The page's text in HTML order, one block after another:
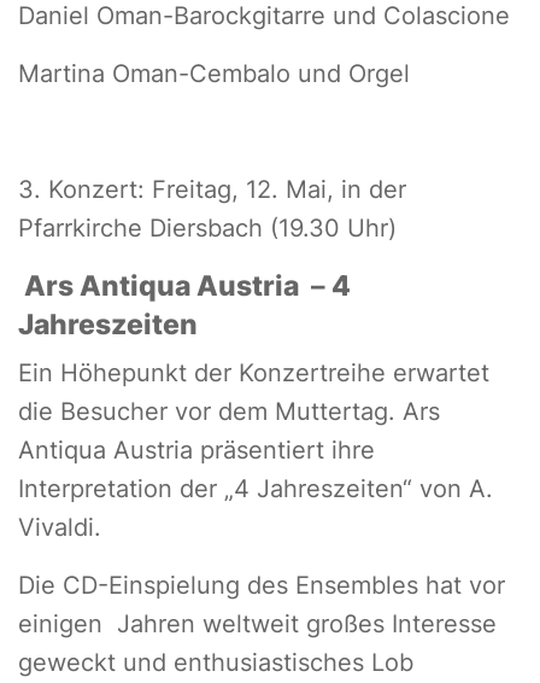
Daniel Oman-Barockgitarre und Colascione
Martina Oman-Cembalo und Orgel
3. Konzert: Freitag, 12. Mai, in der
Pfarrkirche Diersbach (19.30 Uhr)
Ars Antiqua Austria – 4
Jahreszeiten
Ein Höhepunkt der Konzertreihe erwartet
die Besucher vor dem Muttertag. Ars
Antiqua Austria präsentiert ihre
Interpretation der „4 Jahreszeiten“ von A.
Vivaldi.
Die CD-Einspielung des Ensembles hat vor
einigen Jahren weltweit großes Interesse
geweckt und enthusiastisches Lob